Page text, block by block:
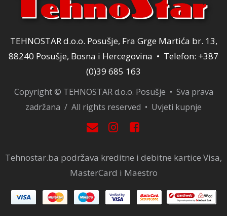
TEHNOSTAR d.o.o. Posušje, Fra Grge Martića br. 13,
88240 Posušje, Bosna i Hercegovina • Telefon: +387
(0)39 685 163
Copyright © TEHNOSTAR d.o.o. Posušje • Sva prava
zadržana / All rights reserved • Uvjeti kupnje
Tehnostar.ba podržava kreditne i debitne kartice Visa,
MasterCard i Maestro